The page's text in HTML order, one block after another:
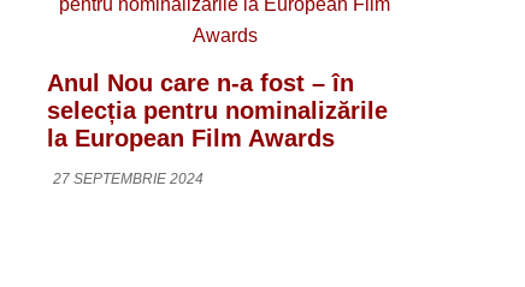
Anul Nou care n-a fost – în
selecția pentru nominalizările
la European Film Awards
27 SEPTEMBRIE 2024